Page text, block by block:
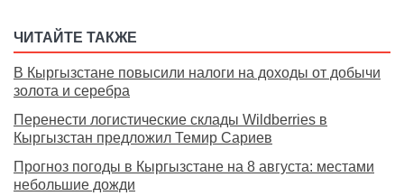
ЧИТАЙТЕ ТАКЖЕ
В Кыргызстане повысили налоги на доходы от добычи
золота и серебра
Перенести логистические склады Wildberries в
Кыргызстан предложил Темир Сариев
Прогноз погоды в Кыргызстане на 8 августа: местами
небольшие дожди